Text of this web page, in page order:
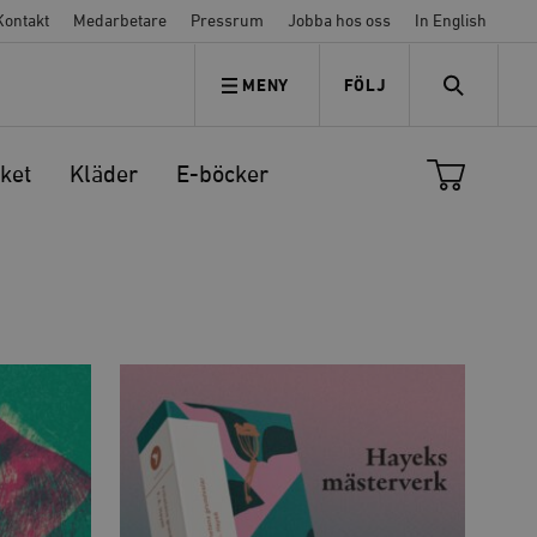
Medarbetare Pressrum Jobba hos oss In English
MENY FÖLJ
FÖLJ OSS SEARCH
Kläder E-böcker